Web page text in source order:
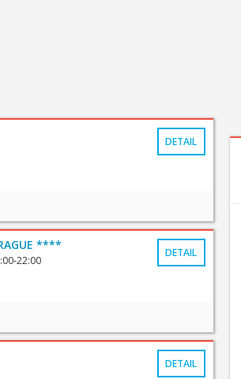
DETAIL
****
22:00
DETAIL
DETAIL